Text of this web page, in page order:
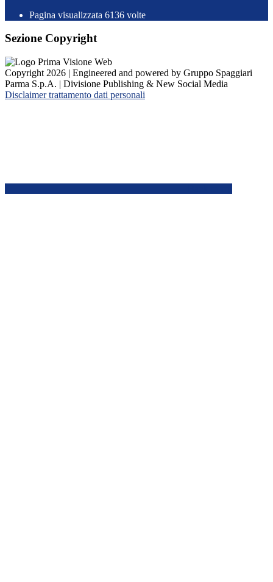
Pagina visualizzata 6136 volte
Sezione Copyright
Copyright 2026 | Engineered and powered by Gruppo Spaggiari
Parma S.p.A. | Divisione Publishing & New Social Media
Disclaimer trattamento dati personali